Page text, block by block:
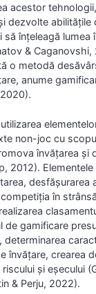
acestor
dezvolte abilitățile
înțeleagă lumea
& Caganovshi,
o metodă
anume
non-joc cu
învățarea și
2012).
desfășurarea
în
de gamificare
învățare, crearea
și eșecului
& Perju, 2022).